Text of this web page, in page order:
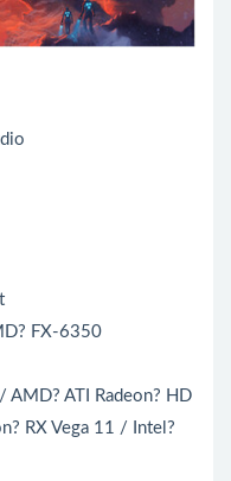
FX-6350
AMD? ATI Radeon? HD
RX Vega 11 / Intel?